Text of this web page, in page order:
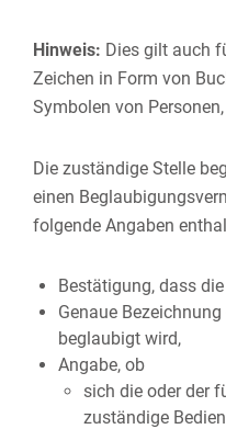
Hinweis: Dies gilt auch
Zeichen in Form von
Symbolen von
Die zuständige Stelle
einen
folgende Angaben
Bestätigung, dass
Genaue
beglaubigt wird,
Angabe, ob
sich die oder der
zuständige